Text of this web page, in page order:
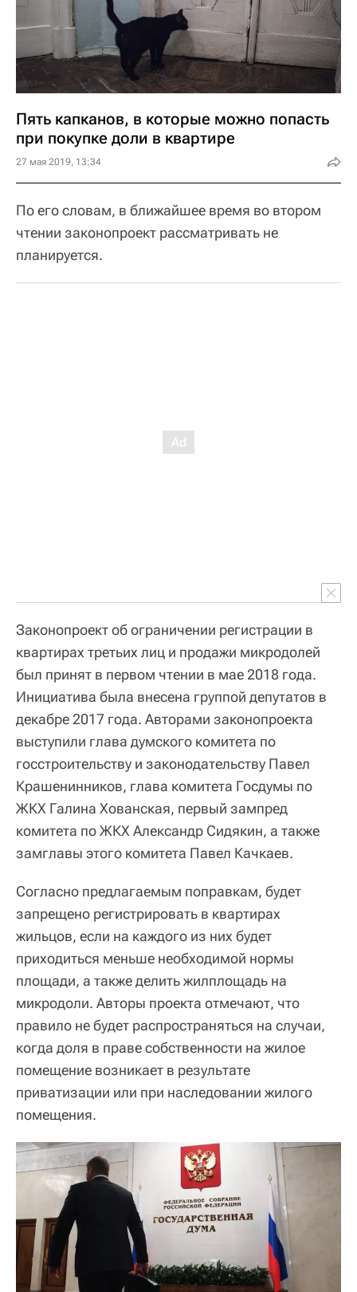
Пять капканов, в которые можно попасть
при покупке доли в квартире
27 мая 2019, 13:34
По его словам, в ближайшее время во втором
чтении законопроект рассматривать не
планируется.
Законопроект об ограничении регистрации в
квартирах третьих лиц и продажи микродолей
был принят в первом чтении в мае 2018 года.
Инициатива была внесена группой депутатов в
декабре 2017 года. Авторами законопроекта
выступили глава думского комитета по
госстроительству и законодательству Павел
Крашенинников, глава комитета Госдумы по
ЖКХ Галина Хованская, первый зампред
комитета по ЖКХ Александр Сидякин, а также
замглавы этого комитета Павел Качкаев.
Согласно предлагаемым поправкам, будет
запрещено регистрировать в квартирах
жильцов, если на каждого из них будет
приходиться меньше необходимой нормы
площади, а также делить жилплощадь на
микродоли. Авторы проекта отмечают, что
правило не будет распространяться на случаи,
когда доля в праве собственности на жилое
помещение возникает в результате
приватизации или при наследовании жилого
помещения.